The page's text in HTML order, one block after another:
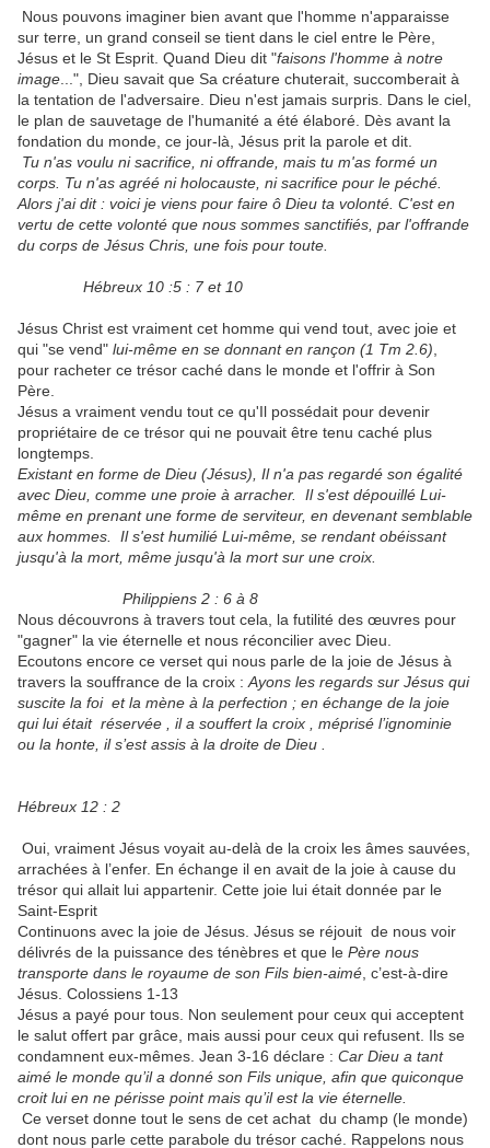
Nous pouvons imaginer bien avant que l'homme n'apparaisse
sur terre, un grand conseil se tient dans le ciel entre le Père,
Jésus et le St Esprit. Quand Dieu dit "faisons l'homme à notre
image ...", Dieu savait que Sa créature chuterait, succomberait à
la tentation de l'adversaire. Dieu n'est jamais surpris. Dans le ciel,
le plan de sauvetage de l'humanité a été élaboré. Dès avant la
fondation du monde, ce jour-là, Jésus prit la parole et dit.
Tu n'as voulu ni sacrifice, ni offrande, mais tu m'as formé un
corps. Tu n'as agréé ni holocauste, ni sacrifice pour le péché.
Alors j'ai dit : voici je viens pour faire ô Dieu ta volonté. C'est en
vertu de cette volonté que nous sommes sanctifiés, par l'offrande
du corps de Jésus Chris, une fois pour toute.
Hébreux 10 :5 : 7 et 10
Jésus Christ est vraiment cet homme qui vend tout, avec joie et
qui "se vend" lui-même en se donnant en rançon (1 Tm 2.6)
pour racheter ce trésor caché dans le monde et l'offrir à Son
Père.
Jésus a vraiment vendu tout ce qu'Il possédait pour devenir
propriétaire de ce trésor qui ne pouvait être tenu caché plus
longtemps.
Existant en forme de Dieu (Jésus), Il n'a pas regardé son égalité
avec Dieu, comme une proie à arracher. Il s'est dépouillé Lui-
même en prenant une forme de serviteur, en devenant semblable
aux hommes. Il s'est humilié Lui-même, se rendant obéissant
jusqu'à la mort, même jusqu'à la mort sur une croix.
Philippiens 2 : 6 à 8
Nous découvrons à travers tout cela, la futilité des œuvres pour
"gagner" la vie éternelle et nous réconcilier avec Dieu.
Ecoutons encore ce verset qui nous parle de la joie de Jésus à
travers la souffrance de la croix : Ayons les regards sur Jésus qui
suscite la foi et la mène à la perfection ; en échange de la joie
qui lui était réservée , il a souffert la croix , méprisé l’ignominie
ou la honte, il s’est assis à la droite de Dieu .
Hébreux 12 : 2
Oui, vraiment Jésus voyait au-delà de la croix les âmes sauvées,
arrachées à l’enfer. En échange il en avait de la joie à cause du
trésor qui allait lui appartenir. Cette joie lui était donnée par le
Saint-Esprit
Continuons avec la joie de Jésus. Jésus se réjouit de nous voir
délivrés de la puissance des ténèbres et que le Père nous
transporte dans le royaume de son Fils bien-aimé , c’est-à-dire
Jésus. Colossiens 1-13
Jésus a payé pour tous. Non seulement pour ceux qui acceptent
le salut offert par grâce, mais aussi pour ceux qui refusent. Ils se
condamnent eux-mêmes. Jean 3-16 déclare : Car Dieu a tant
aimé le monde qu’il a donné son Fils unique, afin que quiconque
croit lui en ne périsse point mais qu’il est la vie éternelle.
Ce verset donne tout le sens de cet achat du champ (le monde)
dont nous parle cette parabole du trésor caché. Rappelons nous